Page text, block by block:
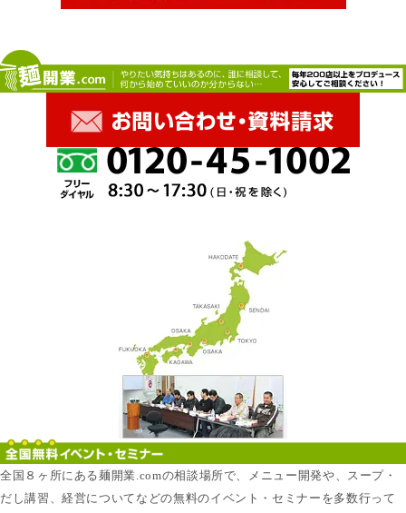
全国８ヶ所にある麺開業.comの相談場所で、メニュー開発や、スープ・
だし講習、経営についてなどの無料のイベント・セミナーを多数行って